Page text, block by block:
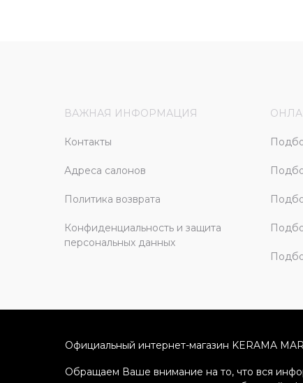
ВАЖНАЯ ИНФОРМАЦИЯ
Контакты
Адреса салонов
Политика возврата
Конфиденциальность и защита
персональных данных
Официальный интернет-магазин KERAMA
Обращаем Ваше внимание на то, что вся